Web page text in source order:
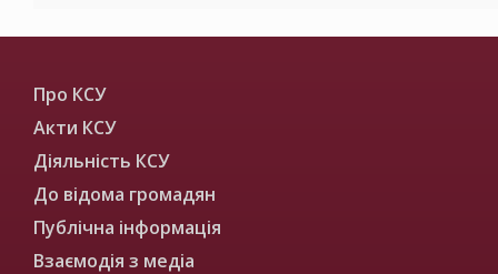
Про КСУ
Акти КСУ
Діяльність КСУ
До відома громадян
Публічна інформація
Взаємодія з медіа